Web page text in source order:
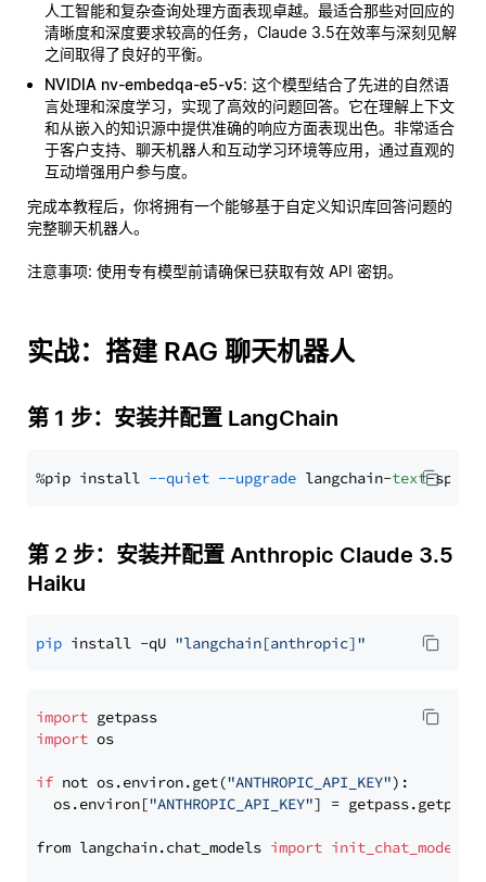
人工智能和复杂查询处理方面表现卓越。最适合那些对回应的
清晰度和深度要求较高的任务，Claude 3.5在效率与深刻见解
之间取得了良好的平衡。
NVIDIA nv-embedqa-e5-v5: 这个模型结合了先进的自然语
言处理和深度学习，实现了高效的问题回答。它在理解上下文
和从嵌入的知识源中提供准确的响应方面表现出色。非常适合
于客户支持、聊天机器人和互动学习环境等应用，通过直观的
互动增强用户参与度。
完成本教程后，你将拥有一个能够基于自定义知识库回答问题的
完整聊天机器人。
注意事项: 使用专有模型前请确保已获取有效 API 密钥。
实战：搭建 RAG 聊天机器人
第 1 步：安装并配置 LangChain
%pip install --quiet --upgrade langchain-text
第 2 步：安装并配置 Anthropic Claude 3.5
Haiku
pip install -qU "langchain[anthropic]"
import
import os
if not os.environ.get("ANTHROPIC_API_KEY"):
  os.environ[
"ANTHROPIC_API_KEY"] = getpass.getpass(
from langchain.chat_models import init_chat_model